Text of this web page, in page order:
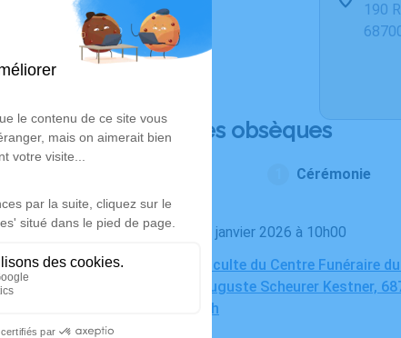
190
Déroulé des obsèques
Cérémonie
Le jeudi 08 janvier 2026 à 10h00
Salle Omniculte du Centre Funéraire
190 Rue Auguste Scheurer Kestner,
Michelbach